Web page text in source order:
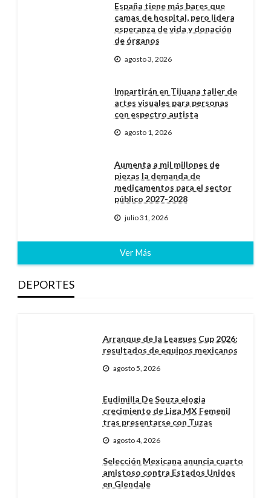
España tiene más bares que
camas de hospital, pero lidera
esperanza de vida y donación
de órganos
agosto 3, 2026
Impartirán en Tijuana taller de
artes visuales para personas
con espectro autista
agosto 1, 2026
Aumenta a mil millones de
piezas la demanda de
medicamentos para el sector
público 2027-2028
julio 31, 2026
Ver Más
DEPORTES
Arranque de la Leagues Cup 2026:
resultados de equipos mexicanos
agosto 5, 2026
Eudimilla De Souza elogia
crecimiento de Liga MX Femenil
tras presentarse con Tuzas
agosto 4, 2026
Selección Mexicana anuncia cuarto
amistoso contra Estados Unidos
en Glendale